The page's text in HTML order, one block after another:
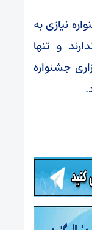
نیازی به
و تنها
جشنواره